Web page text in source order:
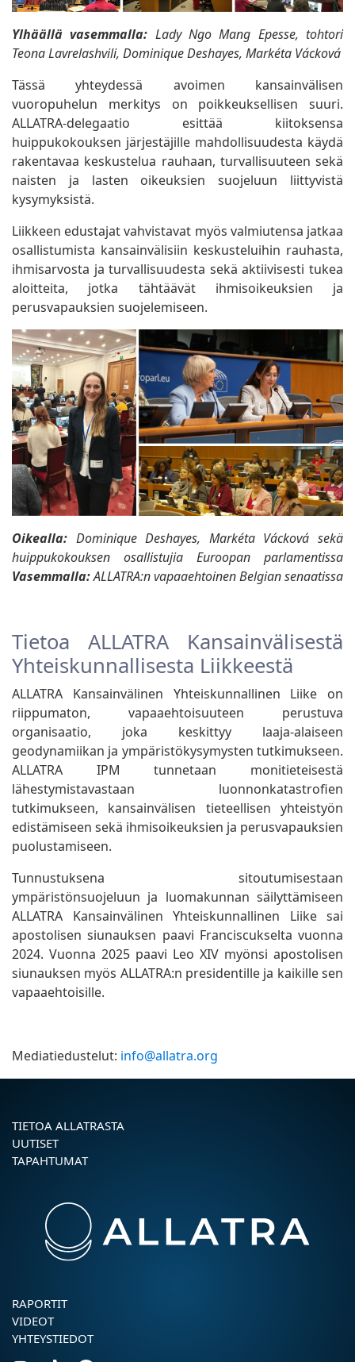
Ylhäällä vasemmalla: Lady Ngo Mang Epesse, tohtori
Teona Lavrelashvili, Dominique Deshayes, Markéta Vácková
Tässä yhteydessä avoimen kansainvälisen
vuoropuhelun merkitys on poikkeuksellisen suuri.
ALLATRA-delegaatio esittää kiitoksensa
huippukokouksen järjestäjille mahdollisuudesta käydä
rakentavaa keskustelua rauhaan, turvallisuuteen sekä
naisten ja lasten oikeuksien suojeluun liittyvistä
kysymyksistä.
Liikkeen edustajat vahvistavat myös valmiutensa jatkaa
osallistumista kansainvälisiin keskusteluihin rauhasta,
ihmisarvosta ja turvallisuudesta sekä aktiivisesti tukea
aloitteita, jotka tähtäävät ihmisoikeuksien ja
perusvapauksien suojelemiseen.
Oikealla: Dominique Deshayes, Markéta Vácková sekä
huippukokouksen osallistujia Euroopan parlamentissa
Vasemmalla:ALLATRA:n vapaaehtoinen Belgian senaatissa
Tietoa ALLATRA Kansainvälisestä
Yhteiskunnallisesta Liikkeestä
ALLATRA Kansainvälinen Yhteiskunnallinen Liike on
riippumaton, vapaaehtoisuuteen perustuva
organisaatio, joka keskittyy laaja-alaiseen
geodynamiikan ja ympäristökysymysten tutkimukseen.
ALLATRA IPM tunnetaan monitieteisestä
lähestymistavastaan luonnonkatastrofien
tutkimukseen, kansainvälisen tieteellisen yhteistyön
edistämiseen sekä ihmisoikeuksien ja perusvapauksien
puolustamiseen.
Tunnustuksena sitoutumisestaan
ympäristönsuojeluun ja luomakunnan säilyttämiseen
ALLATRA Kansainvälinen Yhteiskunnallinen Liike sai
apostolisen siunauksen paavi Franciscukselta vuonna
2024. Vuonna 2025 paavi Leo XIV myönsi apostolisen
siunauksen myös ALLATRA:n presidentille ja kaikille sen
vapaaehtoisille.
Mediatiedustelut: info@allatra.org
TIETOA ALLATRASTA
UUTISET
TAPAHTUMAT
RAPORTIT
VIDEOT
YHTEYSTIEDOT